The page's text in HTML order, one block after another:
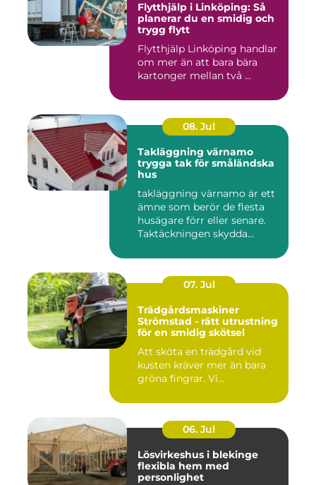
Flytthjälp i Linköping: Så
planerar du en smidig och
trygg flytt
Flytthjälp Linköping handlar
om mer än att bara bära
kartonger mellan två ...
08. Jul
Takläggning värnamo
trygga tak för småländska
hus
takläggning värnamo är ett
ämne som berör de flesta
husägare förr eller senare.
Taktäckningen skydda...
07. Jul
Trädgårdsmaskiner
Strömstad - rätt utrustning
för en smidig skötsel
Att sköta en trädgård vid
kusten kräver mer än bara
gröna fingrar. Vi...
06. Jul
Lösvirkeshus i blekinge
flexibla hem med
personlighet